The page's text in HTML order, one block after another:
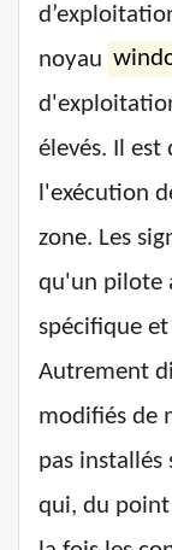
noyau
élevés. Il
l'exécution
zone. Les
qu'un pilote
spécifique
Autrement
modifiés de
pas
qui, du point